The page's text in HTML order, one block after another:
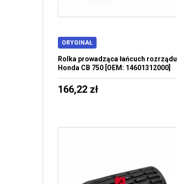
ORYGINAŁ
Rolka prowadząca łańcuch rozrządu
Honda CB 750 [OEM: 14601312000]
166,22 zł